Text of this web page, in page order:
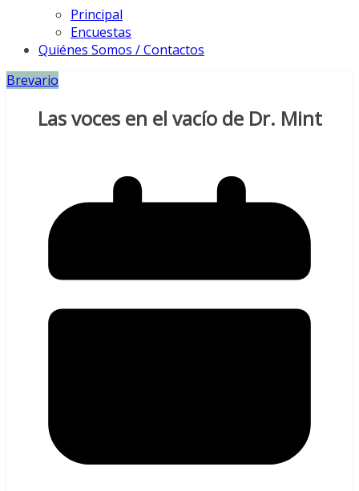
Principal
Encuestas
Quiénes Somos / Contactos
Brevario
Las voces en el vacío de Dr. Mint